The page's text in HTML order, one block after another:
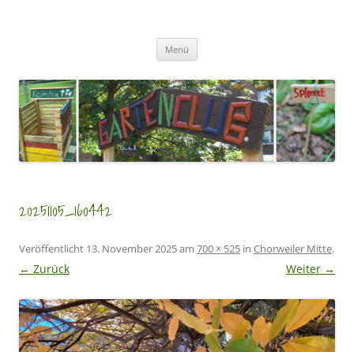
Menü
20251105_160442
Veröffentlicht 13. November 2025am 700 × 525 in Chorweiler Mitte.
← Zurück Weiter →